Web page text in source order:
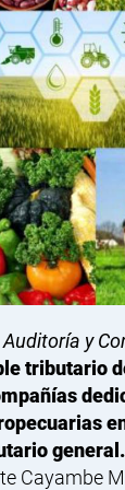
y
tributario
Cayambe